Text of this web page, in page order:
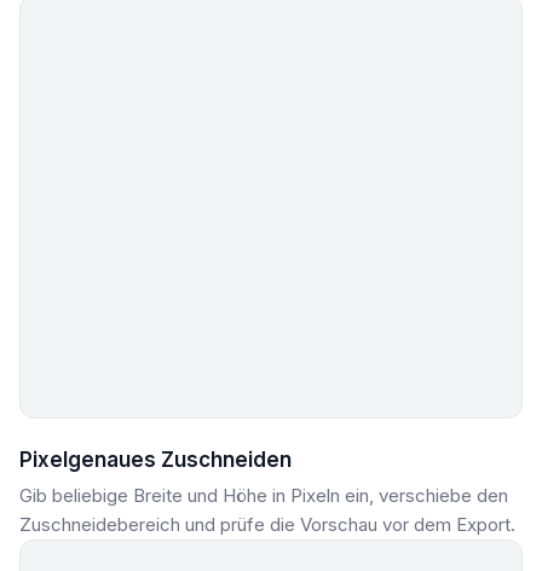
Pixelgenaues Zuschneiden
Gib beliebige Breite und Höhe in Pixeln ein, verschiebe den
Zuschneidebereich und prüfe die Vorschau vor dem Export.